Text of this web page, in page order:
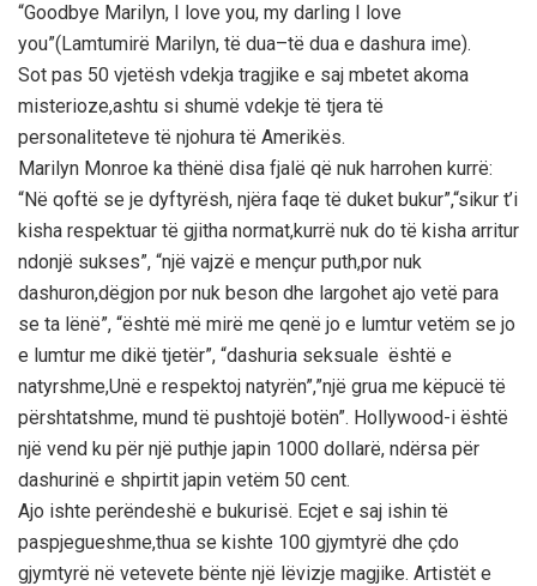
“Goodbye Marilyn, I love you, my darling I love
you”(Lamtumirё Marilyn, tё dua–tё dua e dashura ime).
Sot pas 50 vjetёsh vdekja tragjike e saj mbetet akoma
misterioze,ashtu si shumё vdekje tё tjera tё
personaliteteve tё njohura tё Amerikёs.
Marilyn Monroe ka thёnё disa fjalё qё nuk harrohen kurrё:
“Nё qoftё se je dyftyrёsh, njёra faqe tё duket bukur”,“sikur t’i
kisha respektuar tё gjitha normat,kurrё nuk do tё kisha arritur
ndonjё sukses”, “njё vajzё e mençur puth,por nuk
dashuron,dёgjon por nuk beson dhe largohet ajo vetё para
se ta lёnё”, “ёshtё mё mirё me qenё jo e lumtur vetёm se jo
e lumtur me dikё tjetёr”, “dashuria seksuale ёshtё e
natyrshme,Unё e respektoj natyrёn”,”njё grua me kёpucё tё
pёrshtatshme, mund tё pushtojё botёn”. Hollywood-i ёshtё
njё vend ku pёr njё puthje japin 1000 dollarё, ndёrsa pёr
dashurinё e shpirtit japin vetёm 50 cent.
Ajo ishte perёndeshё e bukurisё. Ecjet e saj ishin tё
paspjegueshme,thua se kishte 100 gjymtyrё dhe çdo
gjymtyrё nё vetevete bёnte njё lёvizje magjike. Artistёt e